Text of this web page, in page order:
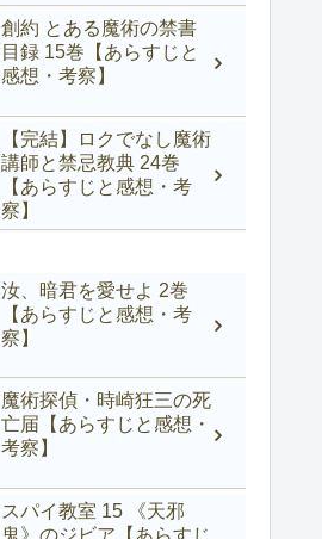
創約 とある魔術の禁書
目録 15巻【あらすじと
感想・考察】
【完結】ロクでなし魔術
講師と禁忌教典 24巻
【あらすじと感想・考
察】
汝、暗君を愛せよ 2巻
【あらすじと感想・考
察】
魔術探偵・時崎狂三の死
亡届【あらすじと感想・
考察】
スパイ教室 15 《天邪
鬼》のジビア【あらすじ